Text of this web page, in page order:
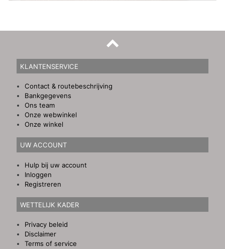
KLANTENSERVICE
Contact & routebeschrijving
Bankgegevens
Ons team
Onze webwinkel
Onze winkel
UW ACCOUNT
Hulp bij uw account
Inloggen
Registreren
WETTELIJK KADER
Privacy beleid
Disclaimer
Terms of service